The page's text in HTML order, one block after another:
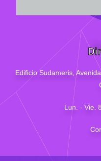
Edificio Sudameris,
Lun. - Vie.